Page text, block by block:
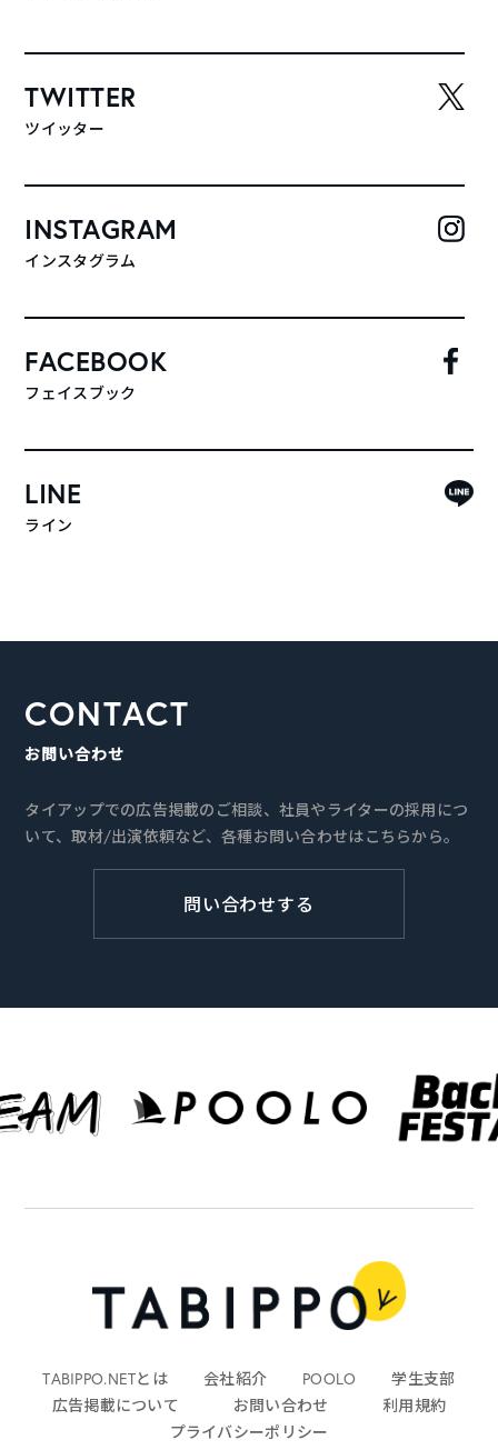
TWITTER
ツイッター
INSTAGRAM
インスタグラム
FACEBOOK
フェイスブック
LINE
ライン
CONTACT
お問い合わせ
タイアップでの広告掲載のご相談、社員やライターの採用につ
いて、取材/出演依頼など、各種お問い合わせはこちらから。
問い合わせする
TABIPPO.NETとは 会社紹介 POOLO
学生支部
広告掲載について
お問い合わせ
利用規約
プライバシーポリシー